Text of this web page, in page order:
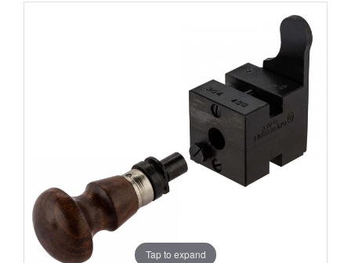
Tap to expand